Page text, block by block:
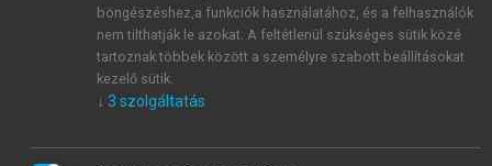
Általános vásárlási feltételeket, valamint a szotar.netés a
mersz.huoldalak licencszerződéseiben foglaltakat
tudomásul veszem és elfogadom.
KIPRÓBÁLOM
böngészéshez,a funkciók használatához, és a felhasználók
nem tilthatják le azokat. A feltétlenül szükséges sütik közé
tartoznak többek között a személyre szabott beállításokat
kezelő sütik.
↓ 3 szolgáltatás